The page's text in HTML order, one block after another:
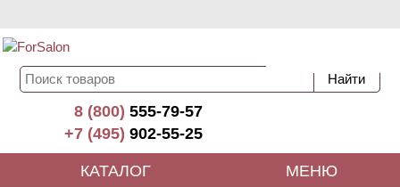
8 (800)555-79-57
+7 (495)902-55-25
КАТАЛОГ МЕНЮ